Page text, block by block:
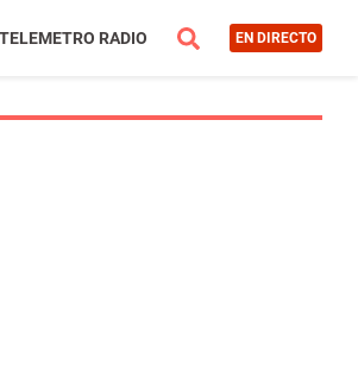
TELEMETRO RADIO EN DIRECTO